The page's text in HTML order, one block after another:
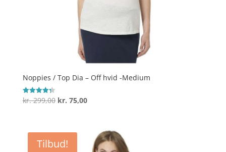
Noppies / Top Dia – Off hvid -Medium
Vurderet
4.3
kr.299,00 Den
var:
kr. 299,00.
kr. 75,00Den
kr. 75,00.
Tilbud!